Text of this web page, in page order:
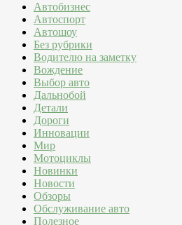
Автобизнес
Автоспорт
Автошоу
Без рубрики
Водителю на заметку
Вождение
Выбор авто
Дальнобой
Детали
Дороги
Инновации
Мир
Мотоциклы
Новинки
Новости
Обзоры
Обслуживание авто
Полезное